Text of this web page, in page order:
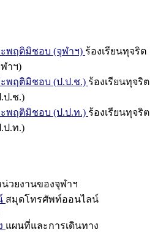
พฤติมิชอบ (จุฬาฯ) ร้องเรียนทุจริต
าฯ)
พฤติมิชอบ (ป.ป.ช.) ร้องเรียนทุจริต
ป.ช.)
พฤติมิชอบ (ป.ป.ท.) ร้องเรียนทุจริต
ป.ท.)
วยงานของจุฬาฯ
สมุดโทรศัพท์ออนไลน์
แผนที่และการเดินทาง